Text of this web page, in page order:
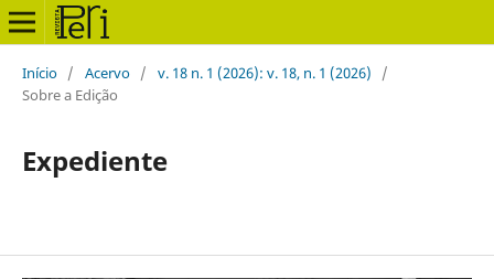
Início / Acervo / v. 18 n. 1 (2026): v. 18, n. 1 (2026)
/
Sobre a Edição
Expediente